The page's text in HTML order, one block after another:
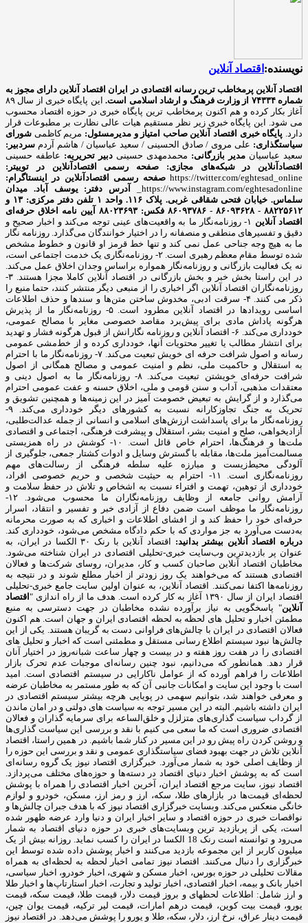
نویسنده: اقتصاد آنلاین
اقتصاد آنلاین پرمخاطب ترین رسانه اقتصادی در ایران اقتصاد آنلاین دارای مجوز به
شماره ۷۴۳۳۴ از وزارت فرهنگ و ارشاد اسلامی است.
این پایگاه خبری از سال ۸۹
آغاز بکار کرده و هم اکنون پرمخاطب ترین پایگاه خبری در حوزه اقتصاد محسوب
می شود. این پایگاه خبری زیر نظر مستقیم هیات عالی نظارت بر مطبوعات قرار
دارد. پایگاه خبری اقتصاد آنلاین صاحب امتیاز و مدیرمسئول: مریم کاظمی شورای
سیاستگذاری: علی مروی / صادق الحسینی / سعید عباسیان / هاشم آردم سردبیر:
سعید عباسیان مدیر بازرگانی: محمدمهدی حسینی دبیر تحریریه: عاطفه حسینی
اقتصادآنلاین در شبکه‌های مجازی:
صفحه رسمی اقتصادآنلاین در توییتر:
https://twitter.com/eghtesad_online صفحه رسمی اقتصادآنلاین در اینستاگرام:
https://www.instagram.com/eghtesadonline_
آدرس دفتر: یوسف آباد. میدان
سلماس. خیابان فتحی شقاقی غربی. پلاک ۱۱۶. واحد ۱
تلفن دفتر مرکزی: ۱۳ و
۸۸۲۲۵۶۱۲ - ۸۶۰۹۳۶۲۸ - ۸۶۰۹۳۷۸۶ فکس: ۸۸۰۲۳۶۹۳
آیین نامه اخلاق حرفه‌ای
اقتصاد آنلاین
۱- روزنامه‌نگار ما به واقعیت‌های عینی توجه می‌کند و اخبار صحیح و
دقیق و تفسیرهای منطقی و منصفانه را در اختیار خوانندگان می‌گذارد. روزنامه نگار
ما به هیچ وجه جناحی عمل نمی کند و تنها خط قرمز او قانون و خطوط مشخص
شده توسط مقام معظم رهبری است. ۲- روزنامه‌نگاری یک خدمت اجتماعی است،
نه یک فعالیت بازرگانی و روزنامه‌نگار همواره براساس وجدان اخلاق عمل می‌کند.
در این راستا بخش خبر و بخش بازرگانی در اقتصاد آنلاین کاملا مجزا هستند. ۳-
روزنامه‌نگاران اقتصاد آنلاین اگر اخباری را از منبعی دیگر منتشر کنند، حتما منبع را
ذکر می کنند. ۴- سرقت ادبی، مخدوش ساختن متن‌ها و سندها و حذف اطلاعات
اساسی رویدادها در اقتصاد آنلاین مطرود است. ۵- روزنامه‌نگار ما از پذیرش
هرگونه پاداش مادی برای پیش‌برد مقاصد خصوصی مغایر با مصالح عمومی،
خودداری می‌کند. ۶- اقتصاد آنلاین و روزنامه نگارانش از قبول هرگونه فشار و تهدید
برای انتشار مطالب یا تغییر محتویات آنها، خودداری کرده و از خط‌مشی عمومی
رسانه و اصول شرافت حرفه ای خویش تبعیت می‌کند. ۷- روزنامه‌نگار ما با احترام
به استقلال و حاکمیت ملی، نظم و امنیت عمومی و مصالح همگانی از اصول
شرافت حرفه‌ای خویشتن تبعیت می‌کند. ۸- روزنامه‌نگار ما به اصول دینی و
معتقدات مذهبی، آداب و سنن قومی و ملی، اخلاق حسنه و عفت عمومی احترام
می‌گذارد و از گرایش به تبعیض خصومت آمیز در این زمینه‌ها و همچنین تشویق و
تحریک به جنگ تجاوزکارانه نسبت به کشورهای دیگر خودداری می‌کند. ۹-
روزنامه‌نگار ما برای پاسداشت ارزش‌های اسلامی و انسانی از جمله عدالت‌طلبی،
آزادیخواهی، صلح و امنیت بشر، استقلال و پیشرفت فرهنگی، اجتماعی و اقتصادی
ملت‌ها و فرهنگ‌ها، احترام خاص قائل است. ۱۰- کوشش در راه همزیستی
مسالمت‌آمیز ملت‌ها، مقابله با گسترش وسایل و ادوات کشتار جمعی، جلوگیری از
آلودگی محیط‌زیست و مبارزه علیه سلطه فرهنگی از رسالت‌های مهم
روزنامه‌نگاری است. ۱۱- احترام به حیثیت شخصی و حریم خصوصی افراد،
خودداری از توهین، تهمت و افتراء نسبت به اشخاص و تلاش در حفظ سلامت و
آرامش روانی جامعه از وظایف روزنامه‌نگاران ما محسوب می‌شود. ۱۲-
روزنامه‌نگار ما موظف است ضمن دفاع از آزادی خبر و تفسیر و انتقاد، اسرار
حرفه‌ای خود را حفظ کند و از افشای اطلاعات و اخباری که به صورت محرمانه
به‌دست می‌آورد به جز مواردی که با حکم دادگاه مشخص می‌شود، خودداری کند.
درباره اقتصاد آنلاین بیشتر بدانید:
اقتصاد آنلاین با رنک ۳۰ الکسا در ایران، به
عنوان پر بازدیدترین وب‌سایت خبری-تحلیلی اقتصادی در ایران شناخته می‌شود.
مخاطبان اقتصاد آنلاین صاحبان کسب و کار، مدیران، روسای شرکت‌ها و فعالان
اقتصادی هستند که می‌خواهند یک روز زودتر از اخبار مطلع شوند و در نتیجه به
روزنامه‌ها اکتفا نمی‌کنند. اقتصاد آنلاین، به عنوان اولین سایت جامع خبری-تحلیلی
اقتصاد ایران از سال ۱۳۹۰ آغاز به کار کرده است. هدف ما از راه اندازی "
اقتصاد
آنلاین" پاسخگویی به نیاز برآورده نشده مخاطبان در جهت دسترسی به منبع
مطمئن اخبار و تحلیل های لحظه به لحظه اقتصادی ایران و جهان است. هم اکنون
فعالان اقتصادی در ایران با چالش‌های فراوانی دست به گریبان هستند. یکی از این
چالش‌ها نبود سیستم اطلاع رسانی مستقل و مطمئنی است که اخبار و تحلیل های
اقتصادی را در هفت روز هفته و در بیست و چهار ساعت شبانه‌روز در اختیار آنان
قرار دهد. همانطور که می‌دانیم، نبود چنین رسانه‌ای موجبات عدم تحرک بازار
اطلاعات را فراهم آورده که از عوامل ناکارایی در سیستم اقتصادی است. امید
است با وجود این سایت و امکانات جانبی آن که به طور مستمر به مخاطبان عرضه
و معرفی خواهند شد، بتوانیم سهمی در پویایی هرچه بیشتر سیستم اقتصادی در
ایران داشته باشیم. البته در این مسیر توجه به سیاست های دولتی و در امان ماندن
از گرداب سیاست گذاری‌های متزلزل و خلق‌الساعه برای سرمایه گذاران و فعالان
اقتصادی ضروری است که ما سعی می کنیم با نقد و بررسی این سیاست گذاری‌ها
و روشن کردن راه پیش رو در این مسیر در کنار شما باشیم. در همین راستا، اقتصاد
آنلاین تلاش در جهت بهبود فضای سیاستگذاری عمومی و نقد و بررسی این حوزه را
از وظایف اصلی خود به شمار می‌آورد. خبرگزاری اقتصاد نیوز یک گروه رسانه‌ای
است که به پوشش اخبار دنیای اقتصاد در دسته‌ها و حوزه‌های مختلف می‌پردازد.
اقتصاد نیوز، سایت مرجع اقتصاد ایران، آخرین اخبار اقتصادی را همراه با پوشش
لحظه‌ای قیمت‌ها در بازارهای طلا، سکه، ارز و رمز ارز، مسکن، خودرو و لوازم
خانگی منعکس می‌کند. وبسایت خبرگزاری اقتصاد نیوز که با هدف جبران چالش‌ها و
نواقصات خبری در حوزه اقتصاد و سایر اخبار ایران و دنیا وارد عرضه ظهور شده
است، یکی از پربازدید ترین وبسایت‌های خبری در حوزه دنیای اقتصاد به شمار
می‌رود و توانسته است رنک 18 الکسا در ایران را کسب نماید. روزانه بیش از یک
میلیون کاربر از این مجموعه بازدید می‌کنند و اخبار پوشش داده شده توسط این
خبرگزاری را دنبال می‌کنند. اقتصاد نیوز تمامی اخبار لحظه به لحظه‌ای به همراه
مقالات تحلیلی در حوزه بورس، اخبار مسکن و شهری، اخبار خودرو، اخبار سیاسی،
اخبار بانک و بیمه، اخبار اقتصادی، اخبار تولید و تجارت، اخبار استارتاپ‌ها و اخبار طلا
و ارز شامل: اطلاعات لحظهای و بروز قیمت دلار، قیمت طلا، قیمت سکه، قیمت
یورو، قیمت بیت کوین، قیمت درهم امارات، قیمت لیر ترکیه، قیمت یوان چین،
قیمت دینار عراق، نرخ ارز، دلار، سکه، طلا و یورو را پوشش می‌دهد. در اقتصاد نیوز